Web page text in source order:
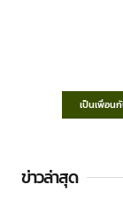
เป็นเพื่อนกั
ข่าวล่าสุด